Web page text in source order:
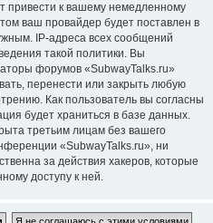
привести к вашему немедленному
ваш провайдер будет поставлен в
IP-адреса всех сообщений
такой политики. Вы
форумов «SubwayTalks.ru»
перенести или закрыть любую
Как пользователь вы согласны
будет храниться в базе данных.
третьим лицам без вашего
«SubwayTalks.ru», ни
за действия хакеров, которые
доступу к ней.